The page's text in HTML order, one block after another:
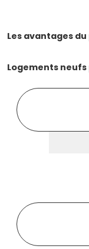
Les avantages
Logements